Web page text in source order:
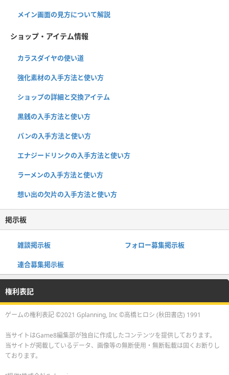
メイン画面の見方について解説
ショップ・アイテム情報
カラスダイヤの使い道
強化素材の入手方法と使い方
ショップの詳細と交換アイテム
黒銭の入手方法と使い方
パンの入手方法と使い方
エナジードリンクの入手方法と使い方
ラーメンの入手方法と使い方
想い出の欠片の入手方法と使い方
掲示板
雑談掲示板 フォロー募集掲示板
連合募集掲示板
権利表記
ゲームの権利表記 ©2021 Gplanning, Inc ©高橋ヒロシ (秋田書店) 1991
当サイトはGame8編集部が独自に作成したコンテンツを提供しております。
当サイトが掲載しているデータ、画像等の無断使用・無断転載は固くお断りし
ております。